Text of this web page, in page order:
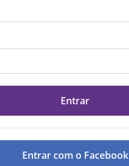
Entrar
Entrar com o Facebook